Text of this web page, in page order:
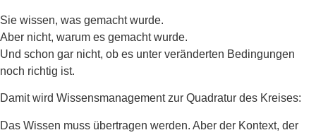
Sie wissen, was gemacht wurde.
Aber nicht, warum es gemacht wurde.
Und schon gar nicht, ob es unter veränderten Bedingungen
noch richtig ist.
Damit wird Wissensmanagement zur Quadratur des Kreises:
Das Wissen muss übertragen werden. Aber der Kontext, der